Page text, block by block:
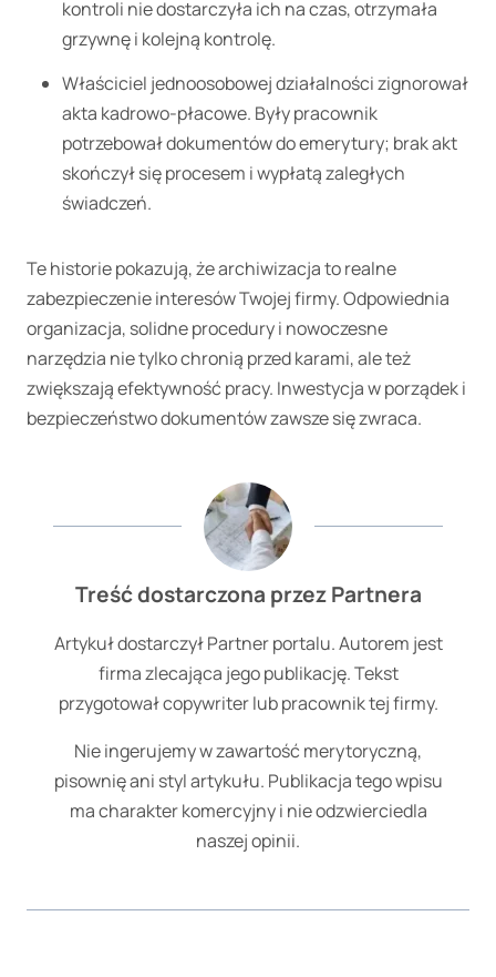
kontroli nie dostarczyła ich na czas, otrzymała
grzywnę i kolejną kontrolę.
Właściciel jednoosobowej działalności zignorował
akta kadrowo-płacowe. Były pracownik
potrzebował dokumentów do emerytury; brak akt
skończył się procesem i wypłatą zaległych
świadczeń.
Te historie pokazują, że archiwizacja to realne
zabezpieczenie interesów Twojej firmy. Odpowiednia
organizacja, solidne procedury i nowoczesne
narzędzia nie tylko chronią przed karami, ale też
zwiększają efektywność pracy. Inwestycja w porządek i
bezpieczeństwo dokumentów zawsze się zwraca.
Treść dostarczona przez Partnera
Artykuł dostarczył Partner portalu. Autorem jest
firma zlecająca jego publikację. Tekst
przygotował copywriter lub pracownik tej firmy.
Nie ingerujemy w zawartość merytoryczną,
pisownię ani styl artykułu. Publikacja tego wpisu
ma charakter komercyjny i nie odzwierciedla
naszej opinii.